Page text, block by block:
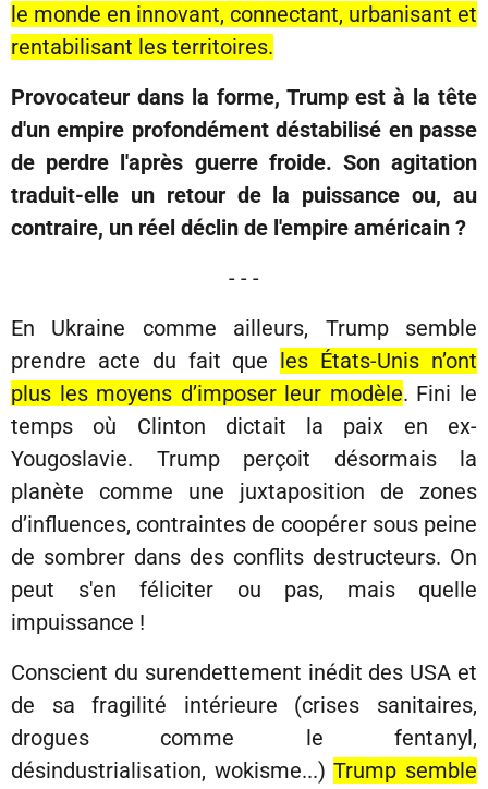
le monde en innovant, connectant, urbanisant et
rentabilisant les territoires.
Provocateur dans la forme, Trump est à la tête
d'un empire profondément déstabilisé en passe
de perdre l'après guerre froide. Son agitation
traduit-elle un retour de la puissance ou, au
contraire, un réel déclin de l'empire américain ?
- - -
En Ukraine comme ailleurs, Trump semble
prendre acte du fait que les États-Unis n’ont
plus les moyens d’imposer leur modèle. Fini le
temps où Clinton dictait la paix en ex-
Yougoslavie. Trump perçoit désormais la
planète comme une juxtaposition de zones
d’influences, contraintes de coopérer sous peine
de sombrer dans des conflits destructeurs. On
peut s'en féliciter ou pas, mais quelle
impuissance !
Conscient du surendettement inédit des USA et
de sa fragilité intérieure (crises sanitaires,
drogues comme le fentanyl,
désindustrialisation, wokisme...)Trump semble